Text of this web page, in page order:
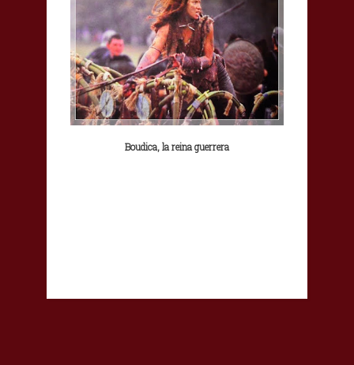
Boudica, la reina guerrera